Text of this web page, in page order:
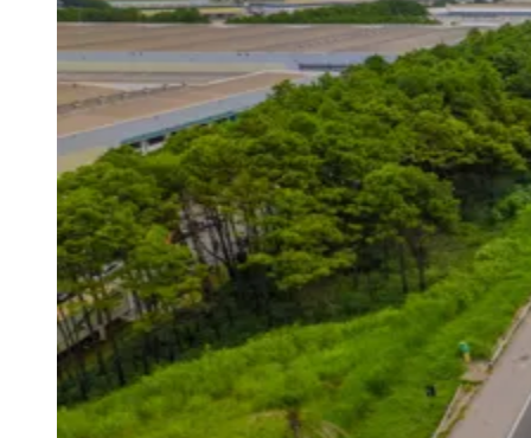
Anuncie no Portal
Guia de Empresas
Divulgar VagasNovo
Publicidade Legal
Negócios Regionais
Turismo
Segurança Regional
Hospitais Estaduais
Parques & Represas
Cidades da Região
Santana de Parnaíba
OsascoCarapicuíbaJandira Itapevi CotiaPirapora
do Bom JesusAraçariguama Cajamar Caieiras
Franco da
RochaFrancisco Morato Taboão da SerraEmbu das Artes
São Roque
Para Sua Empresa
Anuncie Regional
Guia de Empresas
Vagas na Região